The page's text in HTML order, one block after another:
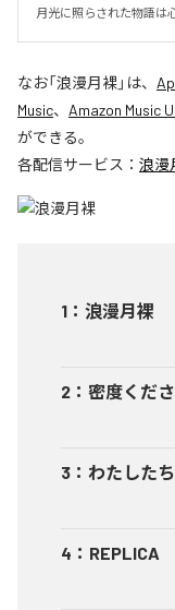
月光に照らされた物語は
なお「浪漫月裸」は、
Music、 Amazon Music
ができる。
各配信サービス： 浪漫
1 ： 浪漫月裸
2 ： 密度くだ
3 ： わたした
4 ： REPLICA